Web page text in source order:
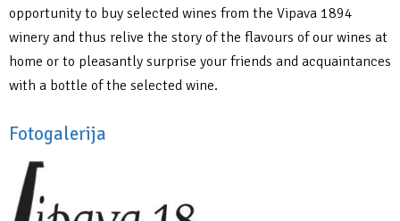
opportunity to buy selected wines from the Vipava 1894
winery and thus relive the story of the flavours of our wines at
home or to pleasantly surprise your friends and acquaintances
with a bottle of the selected wine.
Fotogalerija